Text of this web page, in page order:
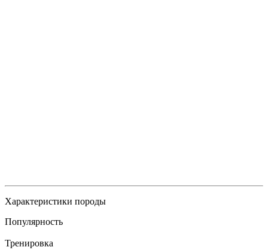
Характеристики породы
Популярность
Тренировка